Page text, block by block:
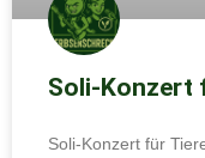
Soli-Konzert
Soli-Konzert für